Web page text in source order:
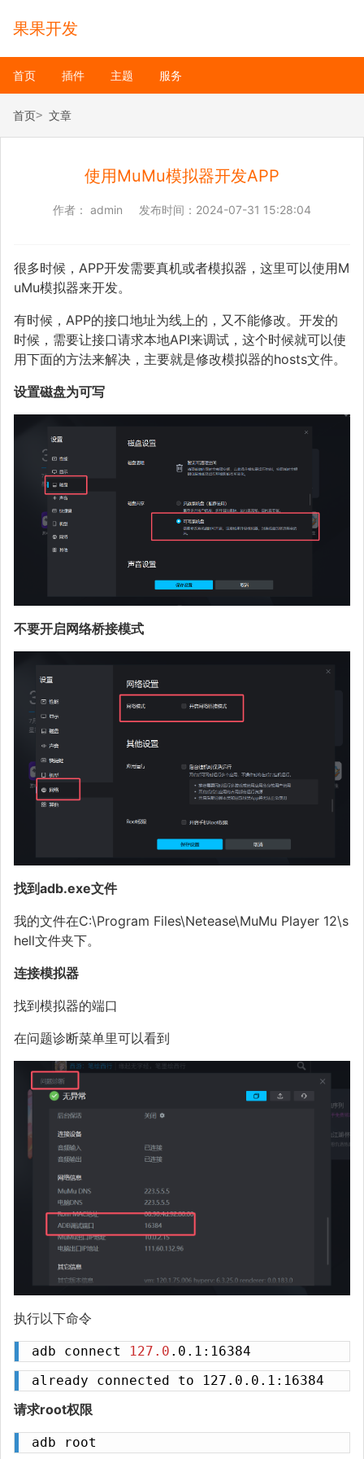
果果开发
首页 插件 主题 服务
首页 文章
使用MuMu模拟器开发APP
作者： admin 发布时间： 2024-07-31 15:28:04
很多时候，APP开发需要真机或者模拟器，这里可以使用M
uMu模拟器来开发。
有时候，APP的接口地址为线上的，又不能修改。开发的
时候，需要让接口请求本地API来调试，这个时候就可以使
用下面的方法来解决，主要就是修改模拟器的hosts文件。
设置磁盘为可写
不要开启网络桥接模式
找到adb.exe文件
我的文件在C:\Program Files\Netease\MuMu Player 12\s
hell文件夹下。
连接模拟器
找到模拟器的端口
在问题诊断菜单里可以看到
执行以下命令
adb connect 127.0 .0.1:16384
already connected to 127.0.0.1:16384
请求root权限
adb root